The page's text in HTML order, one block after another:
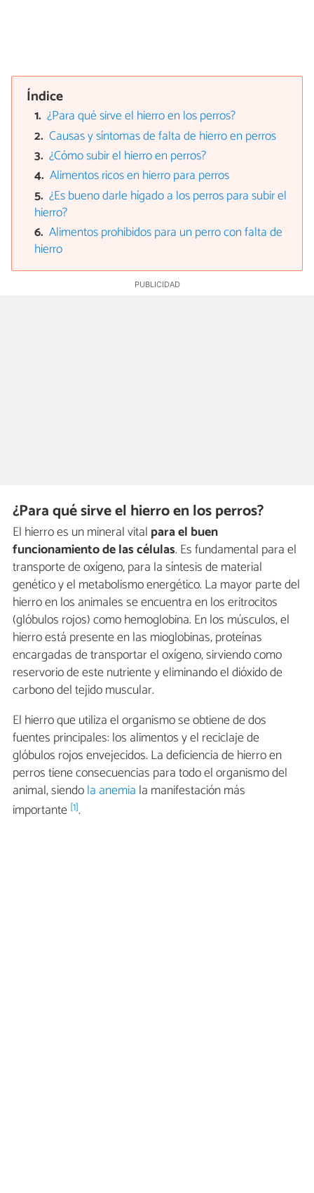
Índice
¿Para qué sirve el hierro en los perros?
Causas y síntomas de falta de hierro en perros
¿Cómo subir el hierro en perros?
Alimentos ricos en hierro para perros
¿Es bueno darle hígado a los perros para subir el
hierro?
Alimentos prohibidos para un perro con falta de
hierro
¿Para qué sirve el hierro en los perros?
El hierro es un mineral vital para el buen
funcionamiento de las células. Es fundamental para el
transporte de oxígeno, para la síntesis de material
genético y el metabolismo energético. La mayor parte del
hierro en los animales se encuentra en los eritrocitos
(glóbulos rojos) como hemoglobina. En los músculos, el
hierro está presente en las mioglobinas, proteínas
encargadas de transportar el oxígeno, sirviendo como
reservorio de este nutriente y eliminando el dióxido de
carbono del tejido muscular.
El hierro que utiliza el organismo se obtiene de dos
fuentes principales: los alimentos y el reciclaje de
glóbulos rojos envejecidos. La deficiencia de hierro en
perros tiene consecuencias para todo el organismo del
animal, siendola anemia la manifestación más
importante [1].